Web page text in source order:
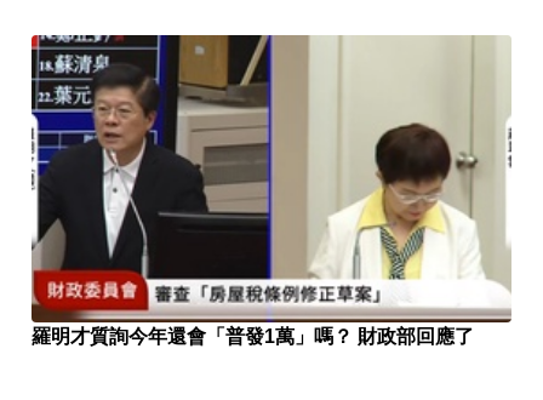
羅明才質詢今年還會「普發1萬」嗎？ 財政部回應了